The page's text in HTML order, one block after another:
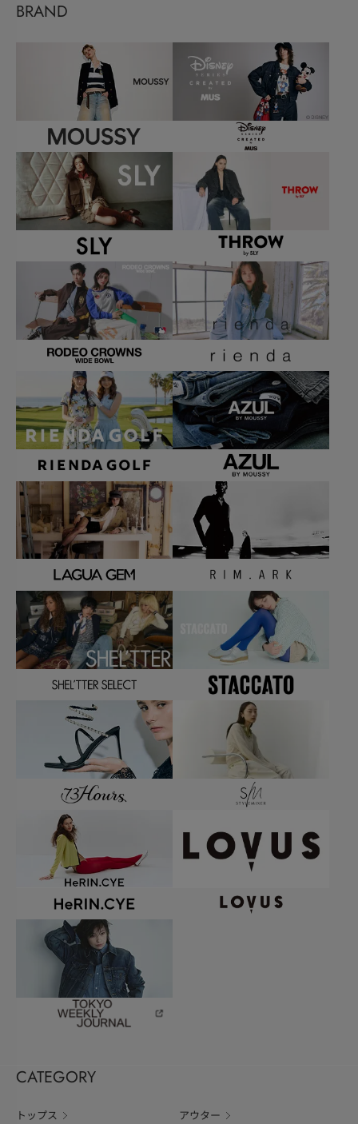
BRAND
CATEGORY
トップス アウター